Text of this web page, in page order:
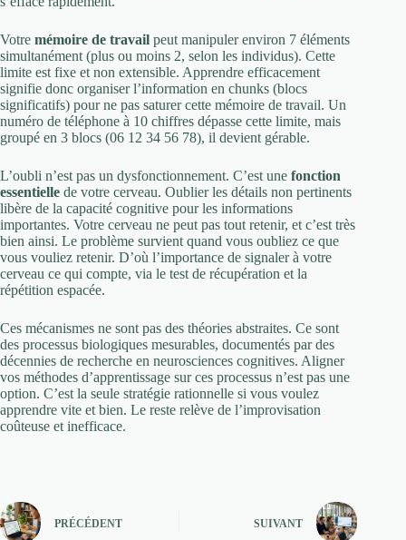
Votre mémoire de travail peut manipuler environ 7 éléments
simultanément (plus ou moins 2, selon les individus). Cette
limite est fixe et non extensible. Apprendre efficacement
signifie donc organiser l’information en chunks (blocs
significatifs) pour ne pas saturer cette mémoire de travail. Un
numéro de téléphone à 10 chiffres dépasse cette limite, mais
groupé en 3 blocs (06 12 34 56 78), il devient gérable.
L’oubli n’est pas un dysfonctionnement. C’est une fonction
essentielle de votre cerveau. Oublier les détails non pertinents
libère de la capacité cognitive pour les informations
importantes. Votre cerveau ne peut pas tout retenir, et c’est très
bien ainsi. Le problème survient quand vous oubliez ce que
vous vouliez retenir. D’où l’importance de signaler à votre
cerveau ce qui compte, via le test de récupération et la
répétition espacée.
Ces mécanismes ne sont pas des théories abstraites. Ce sont
des processus biologiques mesurables, documentés par des
décennies de recherche en neurosciences cognitives. Aligner
vos méthodes d’apprentissage sur ces processus n’est pas une
option. C’est la seule stratégie rationnelle si vous voulez
apprendre vite et bien. Le reste relève de l’improvisation
coûteuse et inefficace.
PRÉCÉDENT SUIVANT